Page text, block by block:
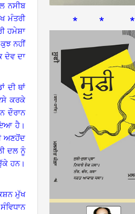
ਨਸੀਬ
ਮੰਤਰੀ
ਹਮੇਸ਼ਾ
ਕੁਝ ਨਹੀਂ
ਦੇਵ ਦਾ
ਦੀ ਥਾਂ
ਕਰਕੇ
ਦੌਰਾਨ
ਹੈ ।
ਅਣਹੋਂਦ
ਦਲ ਨੂੰ
ਹਨ।
ਮੁੱਖ
ਸੰਵਿਧਾਨ
* * *